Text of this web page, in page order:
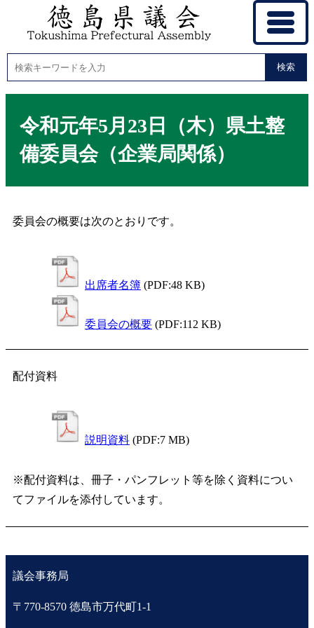
検索
令和元年5月23日（木）県土整
備委員会（企業局関係）
委員会の概要は次のとおりです。
出席者名簿 (PDF:48 KB)
委員会の概要 (PDF:112 KB)
配付資料
説明資料 (PDF:7 MB)
※配付資料は、冊子・パンフレット等を除く資料につい
てファイルを添付しています。
議会事務局
〒770-8570 徳島市万代町1-1